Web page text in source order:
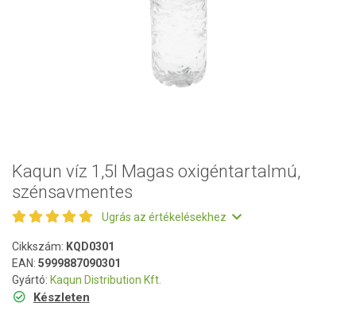
Kaqun víz 1,5l Magas oxigéntartalmú,
szénsavmentes
Ugrás az értékelésekhez
Cikkszám: KQD0301
EAN: 5999887090301
Gyártó: Kaqun Distribution Kft.
Készleten